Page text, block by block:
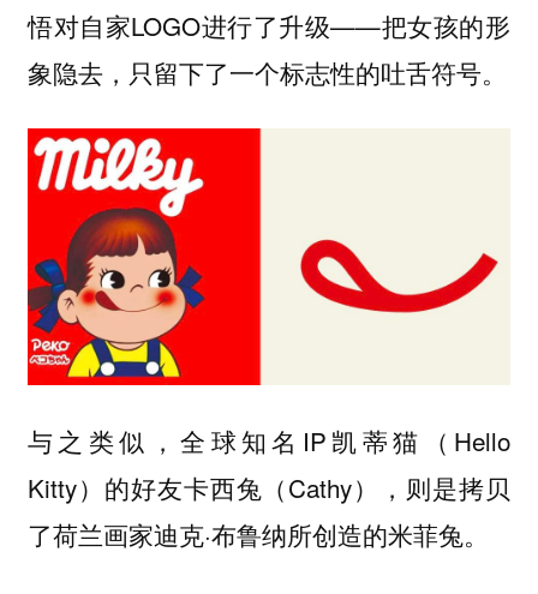
悟对自家LOGO进行了升级——把女孩的形
象隐去，只留下了一个标志性的吐舌符号。
与之类似，全球知名IP凯蒂猫（Hello
Kitty）的好友卡西兔（Cathy），则是拷贝
了荷兰画家迪克·布鲁纳所创造的米菲兔。